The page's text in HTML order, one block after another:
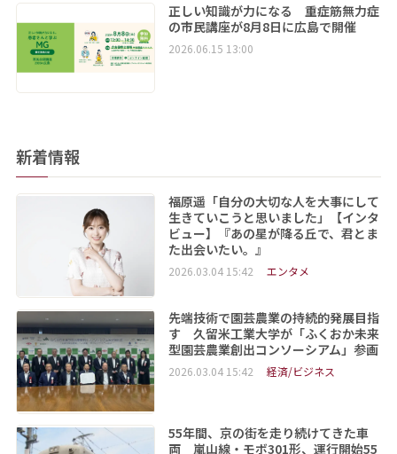
正しい知識が力になる 重症筋無力症
の市民講座が8月8日に広島で開催
2026.06.15 13:00
新着情報
福原遥「自分の大切な人を大事にして
生きていこうと思いました」【インタ
ビュー】『あの星が降る丘で、君とま
た出会いたい。』
2026.03.04 15:42 エンタメ
先端技術で園芸農業の持続的発展目指
す 久留米工業大学が「ふくおか未来
型園芸農業創出コンソーシアム」参画
2026.03.04 15:42 経済/ビジネス
55年間、京の街を走り続けてきた車
両 嵐山線・モボ301形、運行開始55